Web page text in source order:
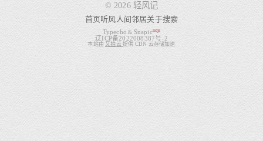
© 2026 轻风记
首页听风人间邻居关于搜索
Typecho & Snapicnojs
辽ICP备2022008387号-2
本站由 又拍云提供 CDN 云存储加速